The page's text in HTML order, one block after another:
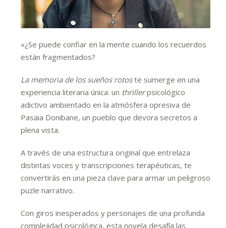
«¿Se puede confiar en la mente cuando los recuerdos
están fragmentados?
La memoria de los sueños rotoste sumerge en una
experiencia literaria única: un thrillerpsicológico
adictivo ambientado en la atmósfera opresiva de
Pasaia Donibane, un pueblo que devora secretos a
plena vista.
A través de una estructura original que entrelaza
distintas voces y transcripciones terapéuticas, te
convertirás en una pieza clave para armar un peligroso
puzle narrativo.
Con giros inesperados y personajes de una profunda
complejidad psicológica, esta novela desafía las